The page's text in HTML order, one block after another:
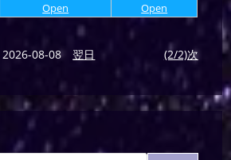
Open Open
2026-08-08 翌日 (2/2)次